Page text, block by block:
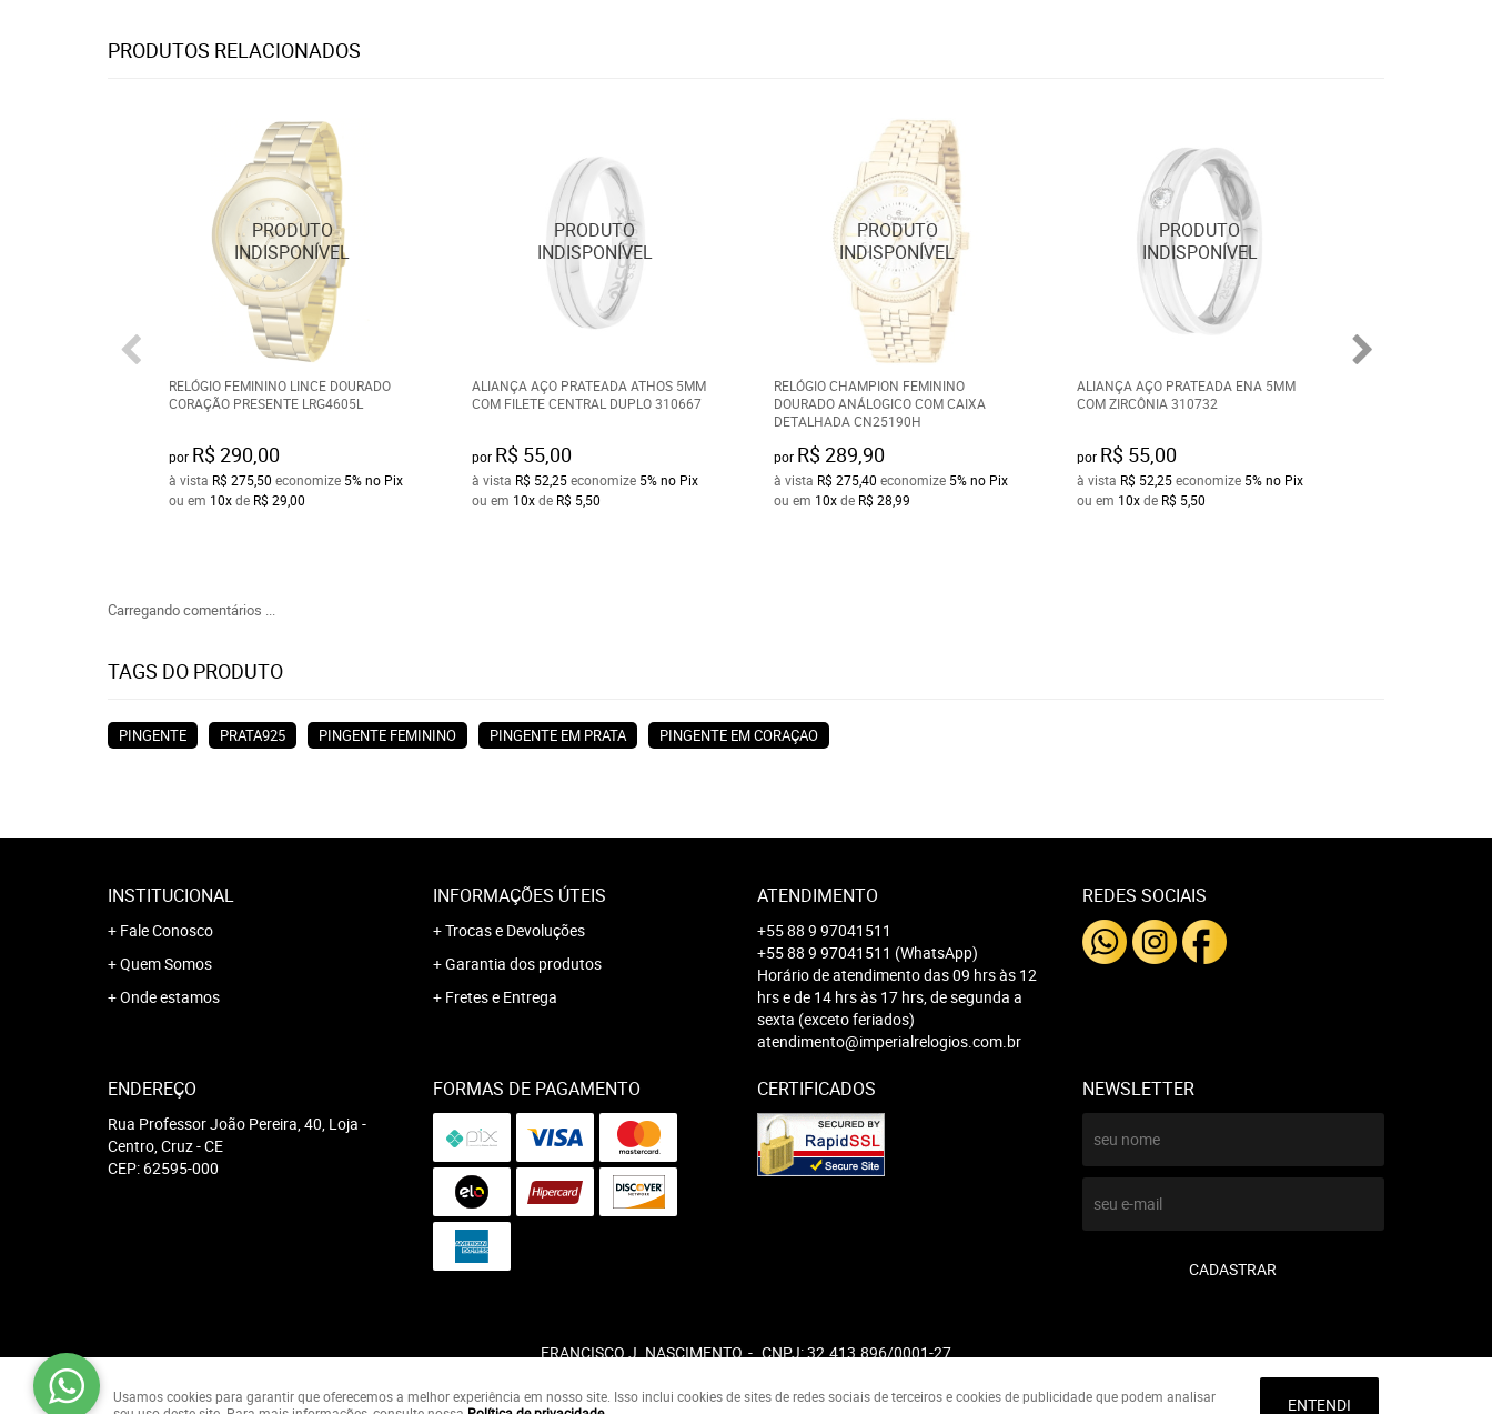
PRODUTOS RELACIONADOS
RELÓGIO FEMININO LINCE DOURADO
CORAÇÃO PRESENTE LRG4605L
por R$ 290,00
à vista R$ 275,50 economize 5%no Pix
ou em 10xde R$ 29,00
ALIANÇA AÇO PRATEADA ATHOS 5MM
COM FILETE CENTRAL DUPLO 310667
por R$ 55,00
à vista R$ 52,25economize 5% no Pix
ou em 10xde R$ 5,50
RELÓGIO CHAMPION FEMININO
DOURADO ANÁLOGICO COM CAIXA
DETALHADA CN25190H
por R$ 289,90
à vista R$ 275,40 economize 5%no Pix
ou em 10xde R$ 28,99
ALIANÇA AÇO PRATEADA ENA 5MM
COM ZIRCÔNIA 310732
por R$ 55,00
à vista R$ 52,25economize 5% no Pix
ou em 10xde R$ 5,50
Carregando comentários ...
TAGS DO PRODUTO
PINGENTE PRATA925 PINGENTE FEMININO PINGENTE EM PRATA PINGENTE EM CORAÇAO
INSTITUCIONAL
Fale Conosco
Quem Somos
Onde estamos
INFORMAÇÕES ÚTEIS
Trocas e Devoluções
Garantia dos produtos
Fretes e Entrega
ATENDIMENTO
+55 88 9 97041511
+55 88 9 97041511 (WhatsApp)
Horário de atendimento das 09 hrs às 12
hrs e de 14 hrs às 17 hrs, de segunda a
sexta (exceto feriados)
atendimento@imperialrelogios.com.br
REDES SOCIAIS
ENDEREÇO
Rua Professor João Pereira, 40, Loja -
Centro, Cruz-CE
CEP: 62595-000
FORMAS DE PAGAMENTO CERTIFICADOS NEWSLETTER
CADASTRAR
FRANCISCO J. NASCIMENTO CNPJ: 32.413.896/0001-27
Usamos cookies para garantir que oferecemos a melhor experiência em nosso site. Isso inclui cookies de sites de redes sociais de terceiros e cookies de publicidade que podem analisar
ENTENDI